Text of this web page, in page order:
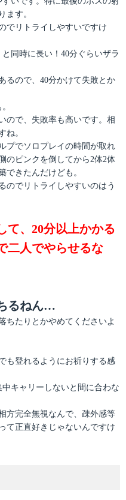
ます。
でリトライしやすいですけ
同時に長い！40分ぐらいザラ
るので、40分かけて失敗とか
ので、失敗率も高いです。相
ね。
プでソロプレイの時間が取れ
のピンクを倒してから2体2体
できたんだけども。
のでリトライしやすいのはう
て、20分以上かかる
二人でやらせるな
るねん…
ちたりとかやめてくださいよ
も登れるようにお祈りする感
キャリーしないと間に合わな
方完全無視なんで、疎外感等
て正直好きじゃないんですけ